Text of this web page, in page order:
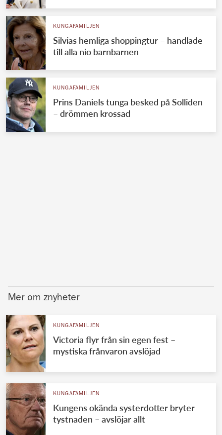
KUNGAFAMILJEN
Silvias hemliga shoppingtur – handlade
till alla nio barnbarnen
KUNGAFAMILJEN
Prins Daniels tunga besked på Solliden
– drömmen krossad
Mer om znyheter
KUNGAFAMILJEN
Victoria flyr från sin egen fest –
mystiska frånvaron avslöjad
KUNGAFAMILJEN
Kungens okända systerdotter bryter
tystnaden – avslöjar allt